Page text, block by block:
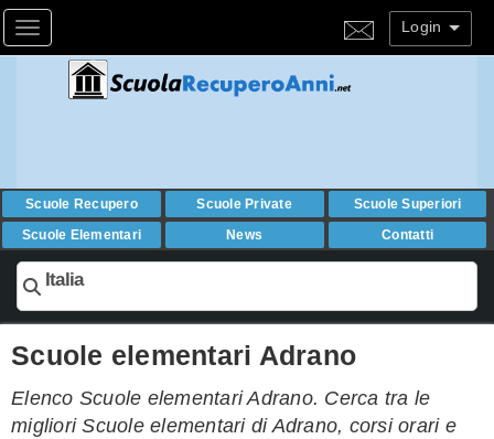
Toggle navigation Login
Scuole Recupero Scuole Private
Scuole Superiori
Scuole Elementari
News Contatti
Italia
Scuole elementari Adrano
Elenco Scuole elementari Adrano. Cerca tra le
migliori Scuole elementari di Adrano, corsi orari e